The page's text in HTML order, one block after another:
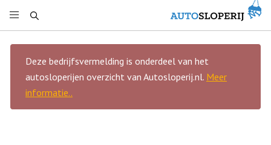
Deze bedrijfsvermelding is onderdeel van het
autosloperijen overzicht van Autosloperij.nl. Meer
informatie..